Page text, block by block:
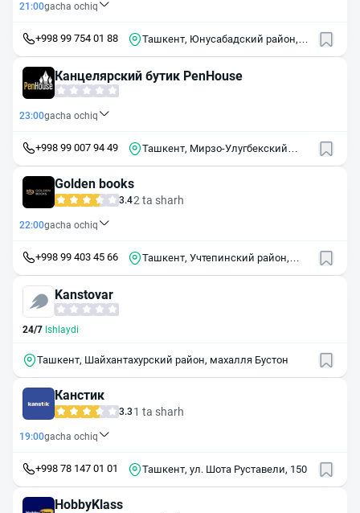
21:00gacha ochiq
+998 99 754 01 88
Ташкент, Юнусабадский район,
Канцелярский бутик PenHouse
23:00gacha ochiq
+998 99 007 94 49
Ташкент, Мирзо-Улугбекский
Golden books
3.42 ta sharh
22:00gacha ochiq
+998 99 403 45 66
Ташкент, Учтепинский район,
Kanstovar
24/7 Ishlaydi
Ташкент, Шайхантахурский район, махалля Бустон
Канстик
3.3 1 ta sharh
19:00gacha ochiq
+998 78 147 01 01 Ташкент, ул. Шота Руставели, 150
HobbyKlass